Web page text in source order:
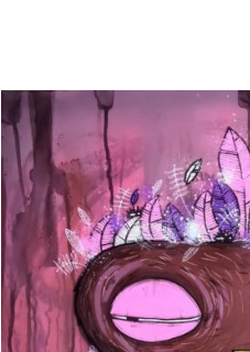
AJOUTER AU PANIER